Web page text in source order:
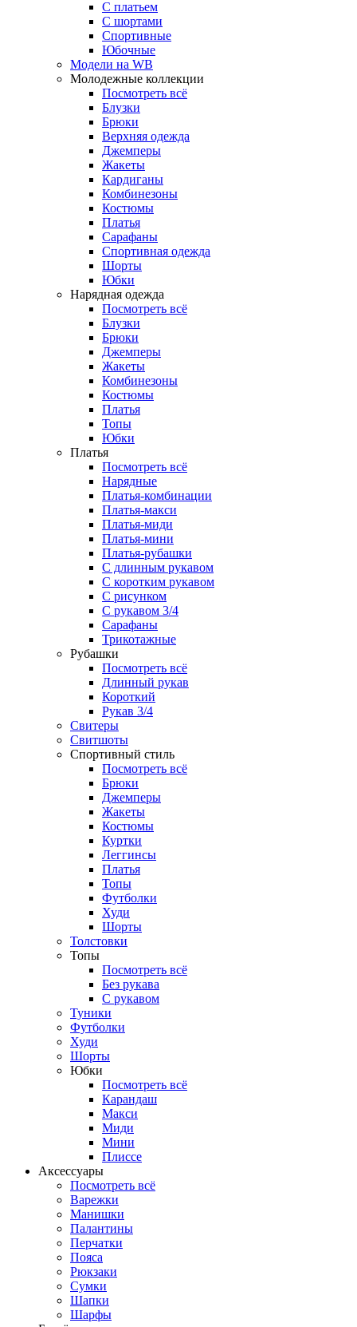
С платьем
С шортами
Спортивные
Юбочные
Модели на WB
Молодежные коллекции
Посмотреть всё
Блузки
Брюки
Верхняя одежда
Джемперы
Жакеты
Кардиганы
Комбинезоны
Костюмы
Платья
Сарафаны
Спортивная одежда
Шорты
Юбки
Нарядная одежда
Посмотреть всё
Блузки
Брюки
Джемперы
Жакеты
Комбинезоны
Костюмы
Платья
Топы
Юбки
Платья
Посмотреть всё
Нарядные
Платья-комбинации
Платья-макси
Платья-миди
Платья-мини
Платья-рубашки
С длинным рукавом
С коротким рукавом
С рисунком
С рукавом 3/4
Сарафаны
Трикотажные
Рубашки
Посмотреть всё
Длинный рукав
Короткий
Рукав 3/4
Свитеры
Свитшоты
Спортивный стиль
Посмотреть всё
Брюки
Джемперы
Жакеты
Костюмы
Куртки
Леггинсы
Платья
Топы
Футболки
Худи
Шорты
Толстовки
Топы
Посмотреть всё
Без рукава
С рукавом
Туники
Футболки
Худи
Шорты
Юбки
Посмотреть всё
Карандаш
Макси
Миди
Мини
Плиссе
Аксессуары
Посмотреть всё
Варежки
Манишки
Палантины
Перчатки
Пояса
Рюкзаки
Сумки
Шапки
Шарфы